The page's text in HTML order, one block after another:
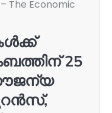
Economic
25